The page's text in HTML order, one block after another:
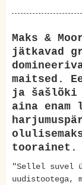
Maks &
jätkavad
maitsed.
ja šašlõki
aina
toorainet.
"Sellel suvel
uudistootega,